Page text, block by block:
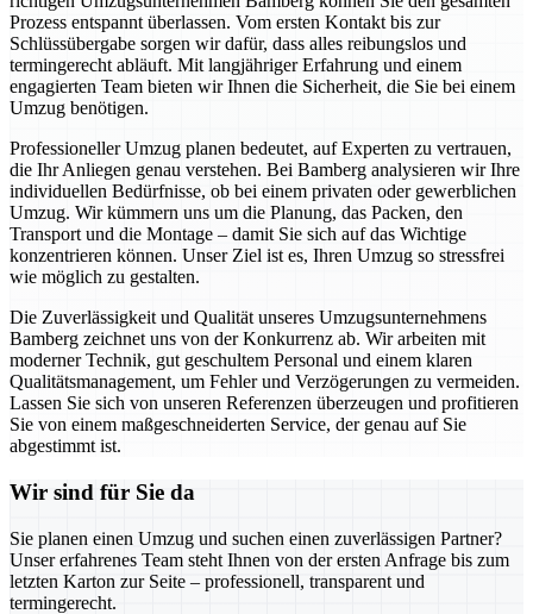
Prozess entspannt überlassen. Vom ersten Kontakt bis zur
Schlüssübergabe sorgen wir dafür, dass alles reibungslos und
termingerecht abläuft. Mit langjähriger Erfahrung und einem
engagierten Team bieten wir Ihnen die Sicherheit, die Sie bei einem
Umzug benötigen.
Professioneller Umzug planen bedeutet, auf Experten zu vertrauen,
die Ihr Anliegen genau verstehen. Bei Bamberg analysieren wir Ihre
individuellen Bedürfnisse, ob bei einem privaten oder gewerblichen
Umzug. Wir kümmern uns um die Planung, das Packen, den
Transport und die Montage – damit Sie sich auf das Wichtige
konzentrieren können. Unser Ziel ist es, Ihren Umzug so stressfrei
wie möglich zu gestalten.
Die Zuverlässigkeit und Qualität unseres Umzugsunternehmens
Bamberg zeichnet uns von der Konkurrenz ab. Wir arbeiten mit
moderner Technik, gut geschultem Personal und einem klaren
Qualitätsmanagement, um Fehler und Verzögerungen zu vermeiden.
Lassen Sie sich von unseren Referenzen überzeugen und profitieren
Sie von einem maßgeschneiderten Service, der genau auf Sie
abgestimmt ist.
Wir sind für Sie da
Sie planen einen Umzug und suchen einen zuverlässigen Partner?
Unser erfahrenes Team steht Ihnen von der ersten Anfrage bis zum
letzten Karton zur Seite – professionell, transparent und
termingerecht.